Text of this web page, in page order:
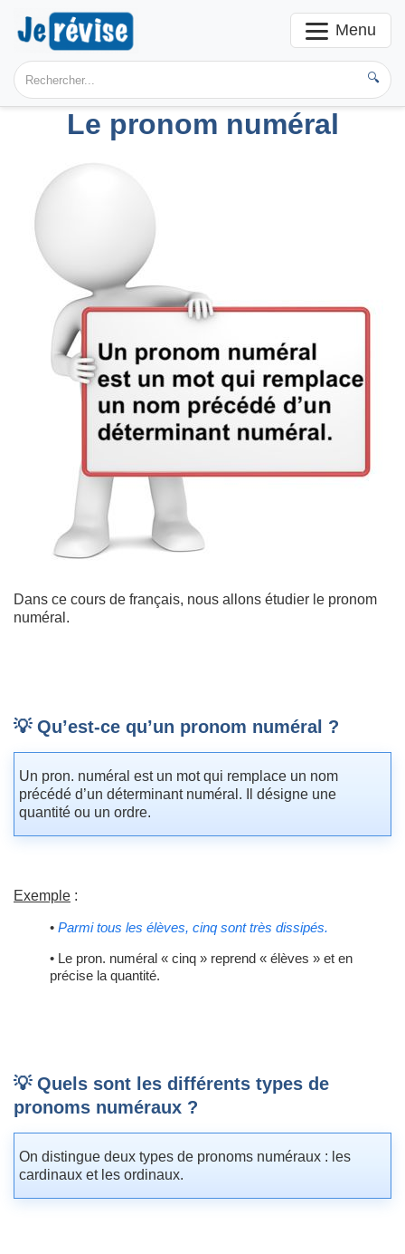
Menu
🔍
Le pronom numéral
Dans ce cours de français, nous allons étudier le pronom
numéral.
💡 Qu’est-ce qu’un pronom numéral ?
Un pron. numéral est un mot qui remplace un nom
précédé d’un déterminant numéral. Il désigne une
quantité ou un ordre.
Exemple :
• Parmi tous les élèves, cinq sont très dissipés.
• Le pron. numéral « cinq » reprend « élèves » et en
précise la quantité.
💡 Quels sont les différents types de
pronoms numéraux ?
On distingue deux types de pronoms numéraux : les
cardinaux et les ordinaux.